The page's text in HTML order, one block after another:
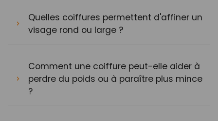
Quelles coiffures permettent d'affiner un
visage rond ou large ?
Comment une coiffure peut-elle aider à
perdre du poids ou à paraître plus mince
?